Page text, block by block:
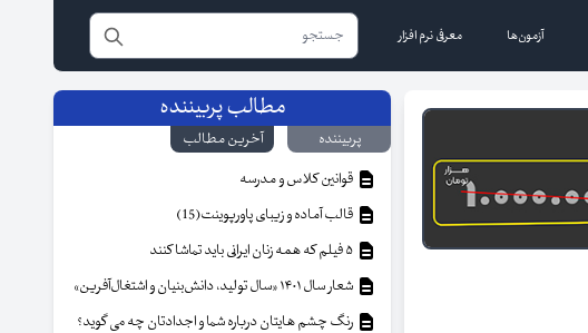
آزمون‌ها معرفی نرم افزار
مطالب پربیننده
پربیننده
آخرین مطالب
قوانین کلاس و مدرسه
قالب آماده و زیبای پاورپوینت(15)
شعار سال ۱۴۰۱ «سال تولید، دانش‌بنیان و اشتغال‌آفرین»
رنگ چشم هایتان درباره شما و اجدادتان چه می گوید؟